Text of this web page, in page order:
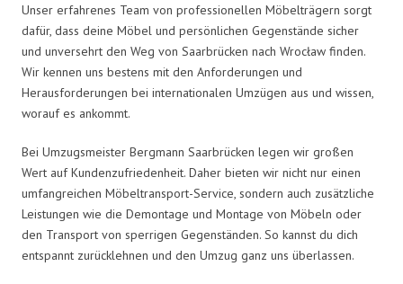
Unser erfahrenes Team von professionellen Möbelträgern sorgt
dafür, dass deine Möbel und persönlichen Gegenstände sicher
und unversehrt den Weg von Saarbrücken nach Wrocław finden.
Wir kennen uns bestens mit den Anforderungen und
Herausforderungen bei internationalen Umzügen aus und wissen,
worauf es ankommt.
Bei Umzugsmeister Bergmann Saarbrücken legen wir großen
Wert auf Kundenzufriedenheit. Daher bieten wir nicht nur einen
umfangreichen Möbeltransport-Service, sondern auch zusätzliche
Leistungen wie die Demontage und Montage von Möbeln oder
den Transport von sperrigen Gegenständen. So kannst du dich
entspannt zurücklehnen und den Umzug ganz uns überlassen.